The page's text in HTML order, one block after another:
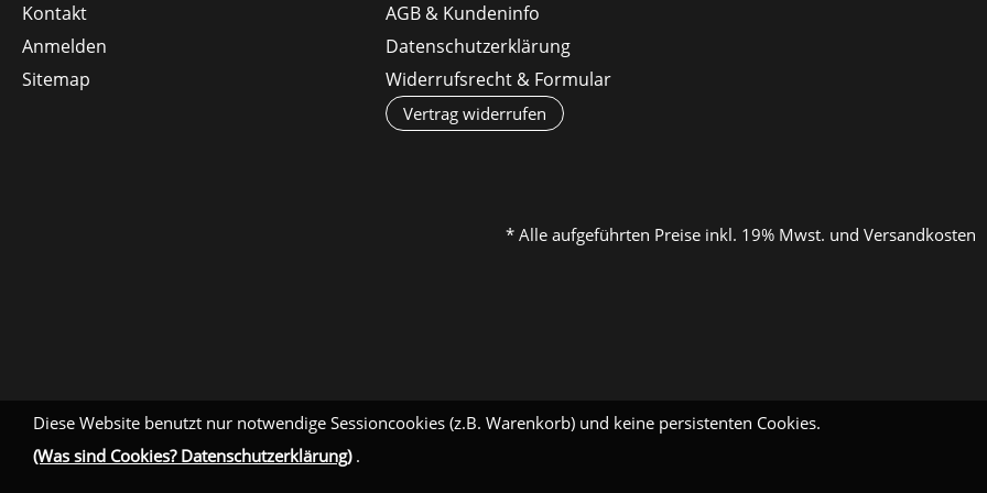
Diese Website benutzt nur notwendige Sessioncookies (z.B. Warenkorb) und keine persistenten Cookies.
(Was sind Cookies? Datenschutzerklärung).
Kontakt
Anmelden
Sitemap
AGB & Kundeninfo
Datenschutzerklärung
Widerrufsrecht & Formular
Vertrag widerrufen
* Alle aufgeführten Preise inkl. 19% Mwst. und Versandkosten